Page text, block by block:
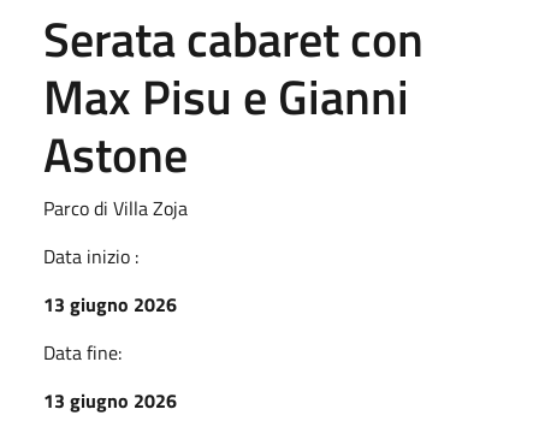
Serata cabaret con
Max Pisu e Gianni
Astone
Parco di Villa Zoja
Data inizio :
13 giugno 2026
Data fine:
13 giugno 2026